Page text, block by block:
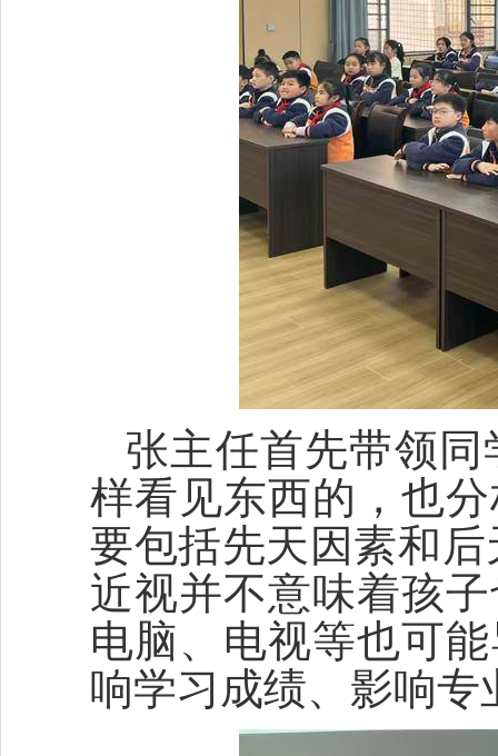
张主任首先带领
样看见东西的，也
要包括先天因素和
近视并不意味着孩
电脑、电视等也可
响学习成绩、影响